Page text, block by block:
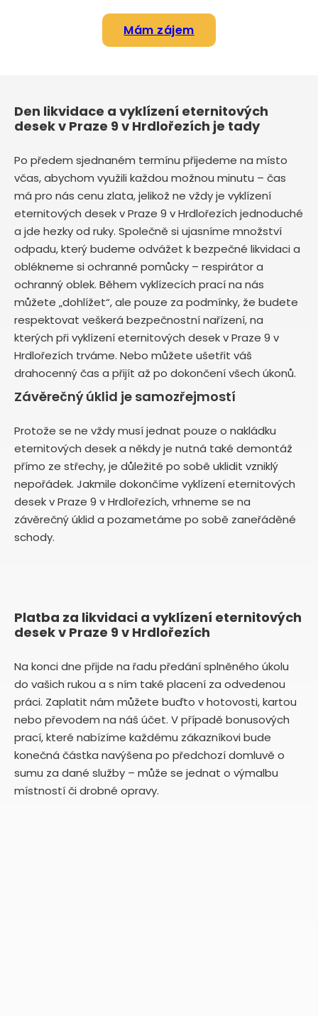
Mám zájem
Den likvidace a vyklízení eternitových
desek v Praze 9 v Hrdlořezích je tady
Po předem sjednaném termínu přijedeme na místo
včas, abychom využili každou možnou minutu – čas
má pro nás cenu zlata, jelikož ne vždy je vyklízení
eternitových desek v Praze 9 v Hrdlořezích jednoduché
a jde hezky od ruky. Společně si ujasníme množství
odpadu, který budeme odvážet k bezpečné likvidaci a
oblékneme si ochranné pomůcky – respirátor a
ochranný oblek. Během vyklízecích prací na nás
můžete „dohlížet“, ale pouze za podmínky, že budete
respektovat veškerá bezpečnostní nařízení, na
kterých při vyklízení eternitových desek v Praze 9 v
Hrdlořezích trváme. Nebo můžete ušetřit váš
drahocenný čas a přijít až po dokončení všech úkonů.
Závěrečný úklid je samozřejmostí
Protože se ne vždy musí jednat pouze o nakládku
eternitových desek a někdy je nutná také demontáž
přímo ze střechy, je důležité po sobě uklidit vzniklý
nepořádek. Jakmile dokončíme vyklízení eternitových
desek v Praze 9 v Hrdlořezích, vrhneme se na
závěrečný úklid a pozametáme po sobě zaneřáděné
schody.
Platba za likvidaci a vyklízení eternitových
desek v Praze 9 v Hrdlořezích
Na konci dne přijde na řadu předání splněného úkolu
do vašich rukou a s ním také placení za odvedenou
práci. Zaplatit nám můžete buďto v hotovosti, kartou
nebo převodem na náš účet. V případě bonusových
prací, které nabízíme každému zákazníkovi bude
konečná částka navýšena po předchozí domluvě o
sumu za dané služby – může se jednat o výmalbu
místností či drobné opravy.